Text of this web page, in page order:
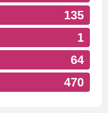
135
1
64
470